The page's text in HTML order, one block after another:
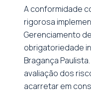
A conformidade
rigorosa
Gerenciamento
obrigatoriedade
Bragança
avaliação dos
acarretar em